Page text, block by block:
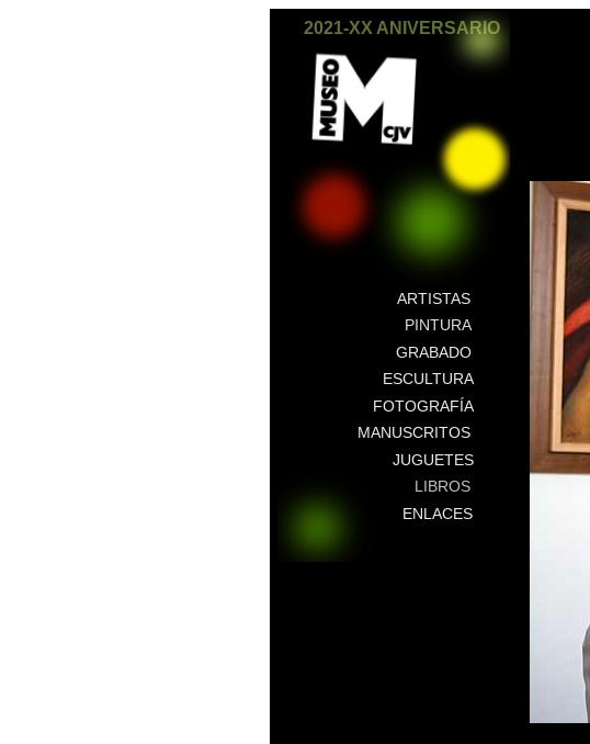
2021-XX ANIVERSARIO
ARTISTAS
PINTURA
GRABADO
ESCULTURA
FOTOGRAFÍA
MANUSCRITOS
JUGUETES
LIBROS
ENLACES